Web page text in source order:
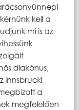
kell a
mi is az
diakónus,
innsbrucki
a
megfelelően